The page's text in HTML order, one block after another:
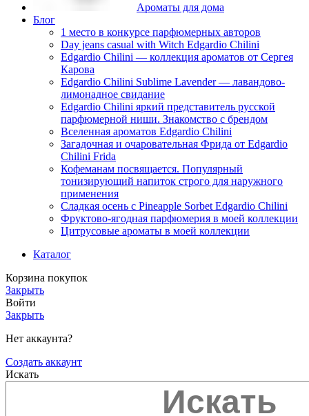
Ароматы для дома
Блог
1 место в конкурсе парфюмерных авторов
Day jeans casual with Witch Edgardio Chilini
Edgardio Chilini — коллекция ароматов от Сергея
Карова
Edgardio Chilini Sublime Lavender — лавандово-
лимонадное свидание
Edgardio Chilini яркий представитель русской
парфюмерной ниши. Знакомство с брендом
Вселенная ароматов Edgardio Chilini
Загадочная и очаровательная Фрида от Edgardio
Chilini Frida
Кофеманам посвящается. Популярный
тонизирующий напиток строго для наружного
применения
Сладкая осень с Pineapple Sorbet Edgardio Chilini
Фруктово-ягодная парфюмерия в моей коллекции
​Цитрусовые ароматы в моей коллекции
Каталог
Корзина покупок
Закрыть
Войти
Закрыть
Нет аккаунта?
Создать аккаунт
Искать